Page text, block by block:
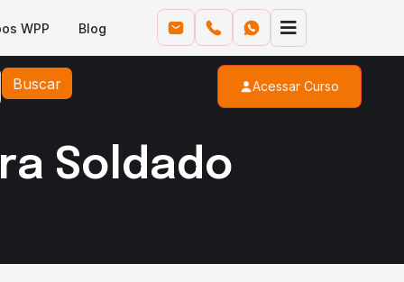
WPP Blog
Buscar Acessar Curso
Soldado